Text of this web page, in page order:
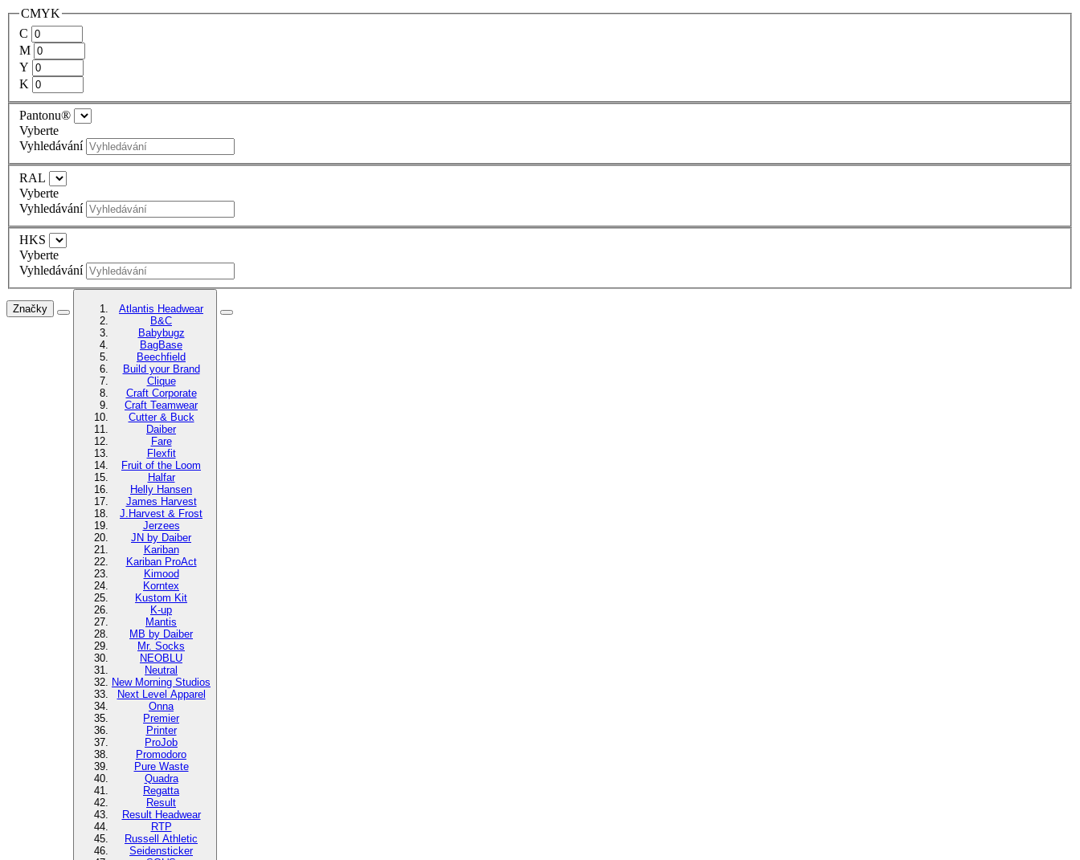
CMYK
C
M
Y
K
Pantonu®
Vyberte
Vyhledávání
RAL
Vyberte
Vyhledávání
HKS
Vyberte
Vyhledávání
Značky
Atlantis Headwear
B&C
Babybugz
BagBase
Beechfield
Build your Brand
Clique
Craft Corporate
Craft Teamwear
Cutter & Buck
Daiber
Fare
Flexfit
Fruit of the Loom
Halfar
Helly Hansen
James Harvest
J.Harvest & Frost
Jerzees
JN by Daiber
Kariban
Kariban ProAct
Kimood
Korntex
Kustom Kit
K-up
Mantis
MB by Daiber
Mr. Socks
NEOBLU
Neutral
New Morning Studios
Next Level Apparel
Onna
Premier
Printer
ProJob
Promodoro
Pure Waste
Quadra
Regatta
Result
Result Headwear
RTP
Russell Athletic
Seidensticker